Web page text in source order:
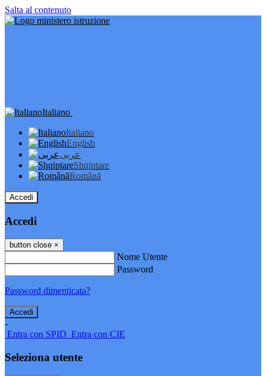
Salta al contenuto
Italiano
Italiano
English
عربى
Shqiptare
Română
Accedi
Accedi
button close ×
Nome Utente
Password
Password dimenticata?
-
Entra con SPID Entra con CIE
Seleziona utente